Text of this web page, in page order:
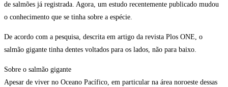
de salmões já registrada. Agora, um estudo recentemente publicado mudou
o conhecimento que se tinha sobre a espécie.
De acordo com a pesquisa, descrita em artigo da revista Plos ONE, o
salmão gigante tinha dentes voltados para os lados, não para baixo.
Sobre o salmão gigante
Apesar de viver no Oceano Pacífico, em particular na área noroeste dessas